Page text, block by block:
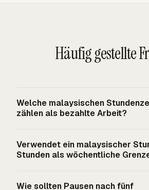
Häufig gestellte
Welche malaysischen
zählen als bezahlte Arbeit?
dem Arbeitgeber zur Verfügung steht
Verwendet ein malaysischer
Stunden als wöchentliche
Wie sollten Pausen nach fünf